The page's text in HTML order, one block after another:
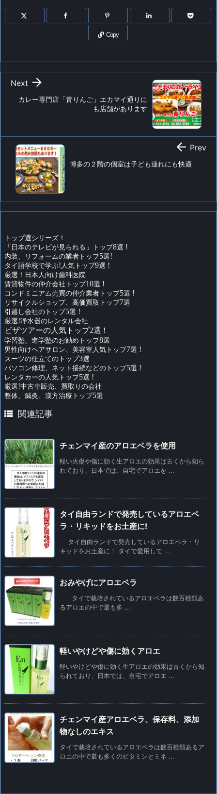
Copy
カレー専門店「青りんご」エカマイ通りに
も店舗があります

Next
博多の２階の個室は子ども連れにも快適
 Prev
トップ選シリーズ！
「日本のテレビが見られる」トップ8選 !
内装、リフォームの業者トップ5選!
タイ語学校で学ぶ! 人気トップ9選 !
厳選！日本人向け歯科医院
賃貸物件の仲介会社トップ10選 !
コンドミニアム売買の仲介業者トップ5選 !
リサイクルショップ、高価買取トップ7選
引越し会社のトップ5選 !
厳選!浄水器のレンタル会社
ビザツアーの人気トップ2選 !
学習塾、進学塾のお勧めトップ8選
男性向けヘアサロン、美容室人気トップ7選 !
スーツの仕立てのトップ3選
パソコン修理、ネット接続などのトップ5選 !
レンタカーの人気トップ5選 !
厳選!中古車販売、買取りの会社
整体、鍼灸、漢方治療トップ5選
 関連記事
チェンマイ産のアロエベラを使用
軽い火傷や傷に効く生アロエの効果は古くから知ら
れており、日本では、自宅でアロエを ...
タイ自由ランドで発売しているアロエベ
ラ・リキッドをお土産に!
タイ自由ランドで発売しているアロエベラ・リ
キッドをお土産に！ タイで愛用して ...
おみやげにアロエベラ
タイで栽培されているアロエベラは数百種類あ
るアロエの中で最も多 ...
軽いやけどや傷に効くアロエ
軽いやけどや傷に効く生アロエの効果は古くから知
られており、日本では、自宅でアロエ ...
チェンマイ産アロエベラ、保存料、添加
物なしのエキス
タイで栽培されているアロエベラは数百種類あるア
ロエの中で最も多くのビタミンとミネ ...